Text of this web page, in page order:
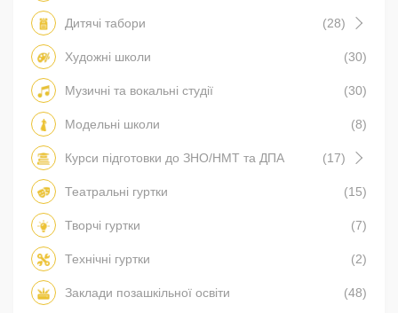
Дитячі табори (28)
Художні школи (30)
Музичні та вокальні студії (30)
Модельні школи (8)
Курси підготовки до ЗНО/НМТ та ДПА (17)
Театральні гуртки (15)
Творчі гуртки (7)
Технічні гуртки (2)
Заклади позашкільної освіти (48)